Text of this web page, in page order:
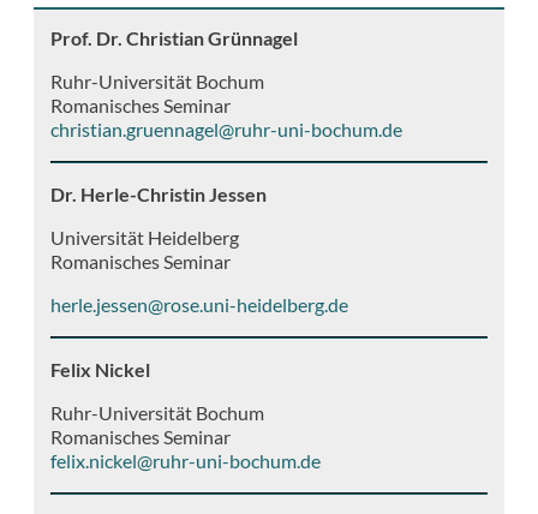
Prof. Dr. Christian Grünnagel
Ruhr-Universität Bochum
Romanisches Seminar
christian.gruennagel@ruhr-uni-bochum.de
Dr. Herle-Christin Jessen
Universität Heidelberg
Romanisches Seminar
herle.jessen@rose.uni-heidelberg.de
Felix Nickel
Ruhr-Universität Bochum
Romanisches Seminar
felix.nickel@ruhr-uni-bochum.de